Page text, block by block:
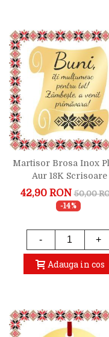
Martisor Brosa Inox
Aur 18K Scrisoare
Multumesc Buni
42,90 RON 50,00
-14%
- +
Adauga in cos